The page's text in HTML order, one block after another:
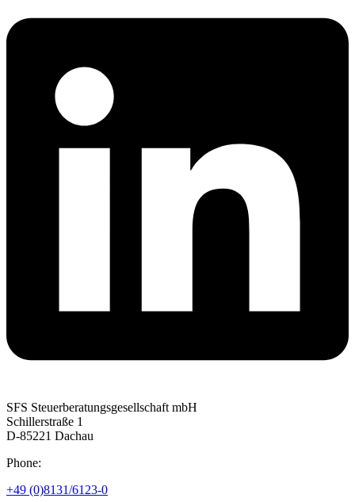
SFS Steuerberatungsgesellschaft mbH
Schillerstraße 1
D-85221 Dachau
Phone:
+49 (0)8131/6123-0